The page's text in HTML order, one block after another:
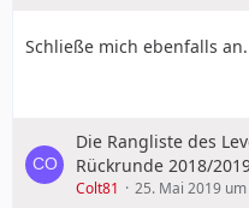
Schließe mich ebenfalls
Die Rangliste des
Rückrunde 2018/
Colt81 25. Mai 2019